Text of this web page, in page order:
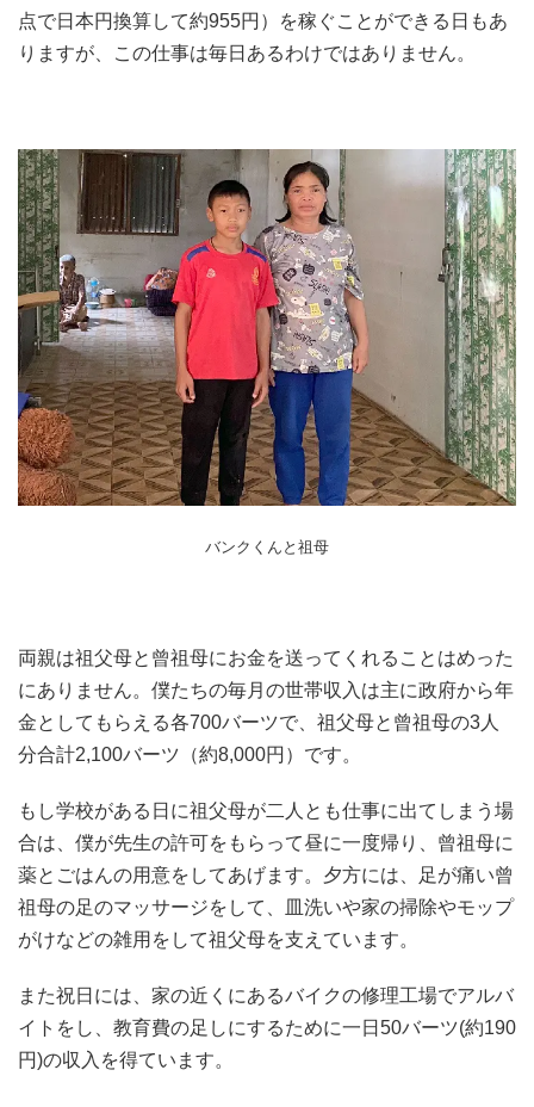
点で日本円換算して約955円）を稼ぐことができる日もあ
りますが、この仕事は毎日あるわけではありません。
バンクくんと祖母
両親は祖父母と曾祖母にお金を送ってくれることはめった
にありません。僕たちの毎月の世帯収入は主に政府から年
金としてもらえる各700バーツで、祖父母と曾祖母の3人
分合計2,100バーツ（約8,000円）です。
もし学校がある日に祖父母が二人とも仕事に出てしまう場
合は、僕が先生の許可をもらって昼に一度帰り、曾祖母に
薬とごはんの用意をしてあげます。夕方には、足が痛い曾
祖母の足のマッサージをして、皿洗いや家の掃除やモップ
がけなどの雑用をして祖父母を支えています。
また祝日には、家の近くにあるバイクの修理工場でアルバ
イトをし、教育費の足しにするために一日50バーツ(約190
円)の収入を得ています。